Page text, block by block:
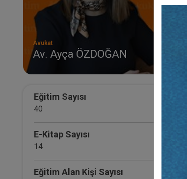
Avukat
Av. Ayça ÖZDOĞAN
Eğitim Sayısı
40
E-Kitap Sayısı
14
Eğitim Alan Kişi Sayısı